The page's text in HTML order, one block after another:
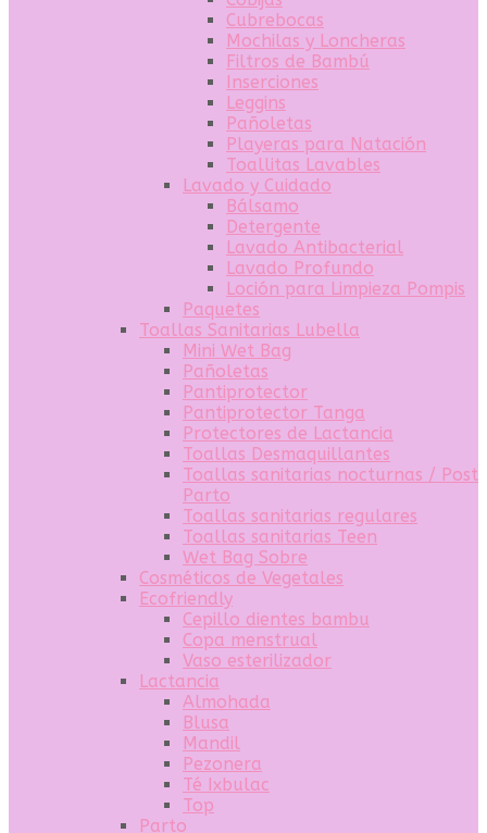
Cubrebocas
Mochilas y Loncheras
Filtros de Bambú
Inserciones
Leggins
Pañoletas
Playeras para Natación
Toallitas Lavables
Lavado y Cuidado
Bálsamo
Detergente
Lavado Antibacterial
Lavado Profundo
Loción para Limpieza Pompis
Paquetes
Toallas Sanitarias Lubella
Mini Wet Bag
Pañoletas
Pantiprotector
Pantiprotector Tanga
Protectores de Lactancia
Toallas Desmaquillantes
Toallas sanitarias nocturnas / Post
Parto
Toallas sanitarias regulares
Toallas sanitarias Teen
Wet Bag Sobre
Cosméticos de Vegetales
Ecofriendly
Cepillo dientes bambu
Copa menstrual
Vaso esterilizador
Lactancia
Almohada
Blusa
Mandil
Pezonera
Té Ixbulac
Top
Parto